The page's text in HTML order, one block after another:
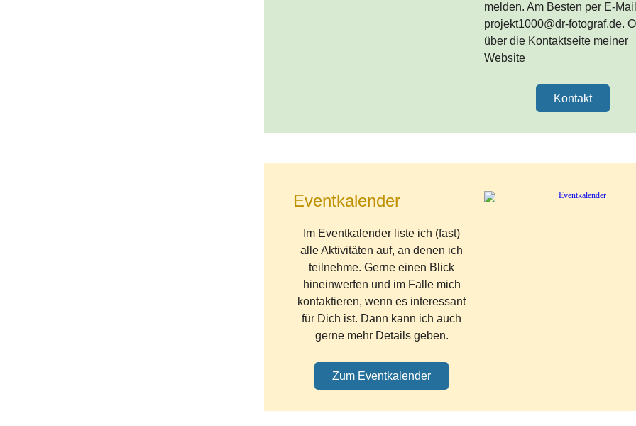
melden. Am Besten per E-
projekt1000@dr-fotograf.de.
über die Kontaktseite meiner
Website
Kontakt
Eventkalender
Im Eventkalender liste ich (fast)
alle Aktivitäten auf, an denen ich
teilnehme. Gerne einen Blick
hineinwerfen und im Falle mich
kontaktieren, wenn es interessant
für Dich ist. Dann kann ich auch
gerne mehr Details geben.
Zum Eventkalender